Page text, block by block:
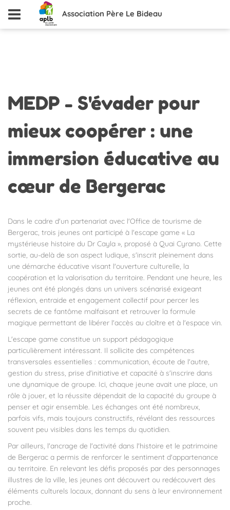
Association Père Le Bideau
MEDP - S'évader pour
mieux coopérer : une
immersion éducative au
cœur de Bergerac
Dans le cadre d'un partenariat avec l'Office de tourisme de
Bergerac, trois jeunes ont participé à l'escape game « La
mystérieuse histoire du Dr Cayla », proposé à Quai Cyrano. Cette
sortie, au-delà de son aspect ludique, s'inscrit pleinement dans
une démarche éducative visant l'ouverture culturelle, la
coopération et la valorisation du territoire. Pendant une heure, les
jeunes ont été plongés dans un univers scénarisé exigeant
réflexion, entraide et engagement collectif pour percer les
secrets de ce fantôme malfaisant et retrouver la formule
magique permettant de libérer l'accès au cloître et à l'espace vin.
L'escape game constitue un support pédagogique
particulièrement intéressant. Il sollicite des compétences
transversales essentielles : communication, écoute de l'autre,
gestion du stress, prise d'initiative et capacité à s'inscrire dans
une dynamique de groupe. Ici, chaque jeune avait une place, un
rôle à jouer, et la réussite dépendait de la capacité du groupe à
penser et agir ensemble. Les échanges ont été nombreux,
parfois vifs, mais toujours constructifs, révélant des ressources
souvent peu visibles dans les temps du quotidien.
Par ailleurs, l'ancrage de l'activité dans l'histoire et le patrimoine
de Bergerac a permis de renforcer le sentiment d'appartenance
au territoire. En relevant les défis proposés par des personnages
illustres de la ville, les jeunes ont découvert ou redécouvert des
éléments culturels locaux, donnant du sens à leur environnement
proche.